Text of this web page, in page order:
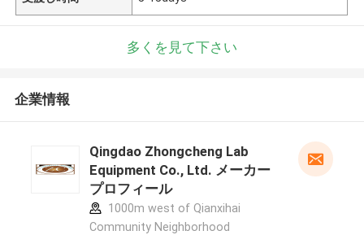
多くを見て下さい
企業情報
Qingdao Zhongcheng Lab
Equipment Co., Ltd. メーカー
プロフィール
1000m west of Qianxihai
Community Neighborhood